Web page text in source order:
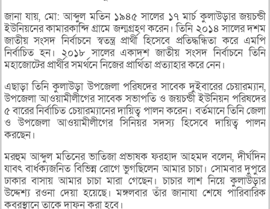
জানা যায়, মো: আব্দুল মতিন ১৯৪৫ সালের ১৭ মার্চ কুলাউড়ার জয়চন্ডী
ইউনিয়নের কামারকান্দি গ্রামে জন্মগ্রহণ করেন। তিনি ২০১৪ সালের দশম
জাতীয় সংসদ নির্বাচনে স্বতন্ত্র প্রার্থী হিসেবে প্রতিদ্ধন্ধিতা করে এমপি
নির্বাচিত হন। ২০১৮ সালের একাদশ জাতীয় সংসদ নির্বাচনে তিনি
মহাজোটের প্রার্থীর সমর্থনে নিজের প্রার্থিতা প্রত্যাহার করে নেন।
এছাড়া তিনি কুলাউড়া উপজেলা পরিষদের সাবেক দুইবারের চেয়ারম্যান,
উপজেলা আওয়ামীলীগের সাবেক সভাপতি ও জয়চন্ডী ইউনিয়ন পরিষদের
৫ বারের নির্বাচিত চেয়ারম্যানের দায়িত্ব পালন করেন। বর্তমানে তিনি জেলা
ও উপজেলা আওয়ামীলীগের সিনিয়র সদস্য হিসেবে দায়িত্ব পালন
করছেন।
মরহুম আব্দুল মতিনের ভাতিজা প্রভাষক ফরহাদ আহমদ বলেন, দীর্ঘদিন
যাবৎ বার্ধক্যজনিত বিভিন্ন রোগে ভুগছিলেন আমার চাচা। সোমবার দুপুরে
ঢাকার বাসায় আমার চাচা মারা গেছেন। চাচার লাশ নিয়ে কুলাউড়ার
উদ্দেশ্য রওনা দেয়া হয়েছে। মঙ্গলবার তাঁর জানাযা শেষে পারিবারিক
কবরস্থানে তাকে দাফন করা হবে।